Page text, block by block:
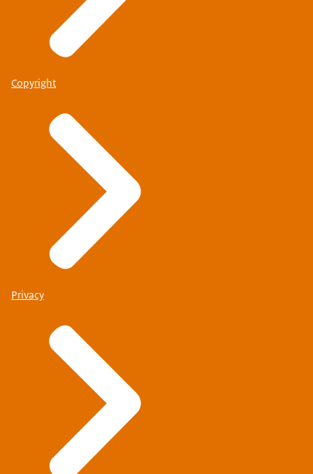
Copyright
Privacy